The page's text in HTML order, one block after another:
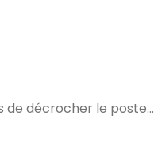
de décrocher le poste…